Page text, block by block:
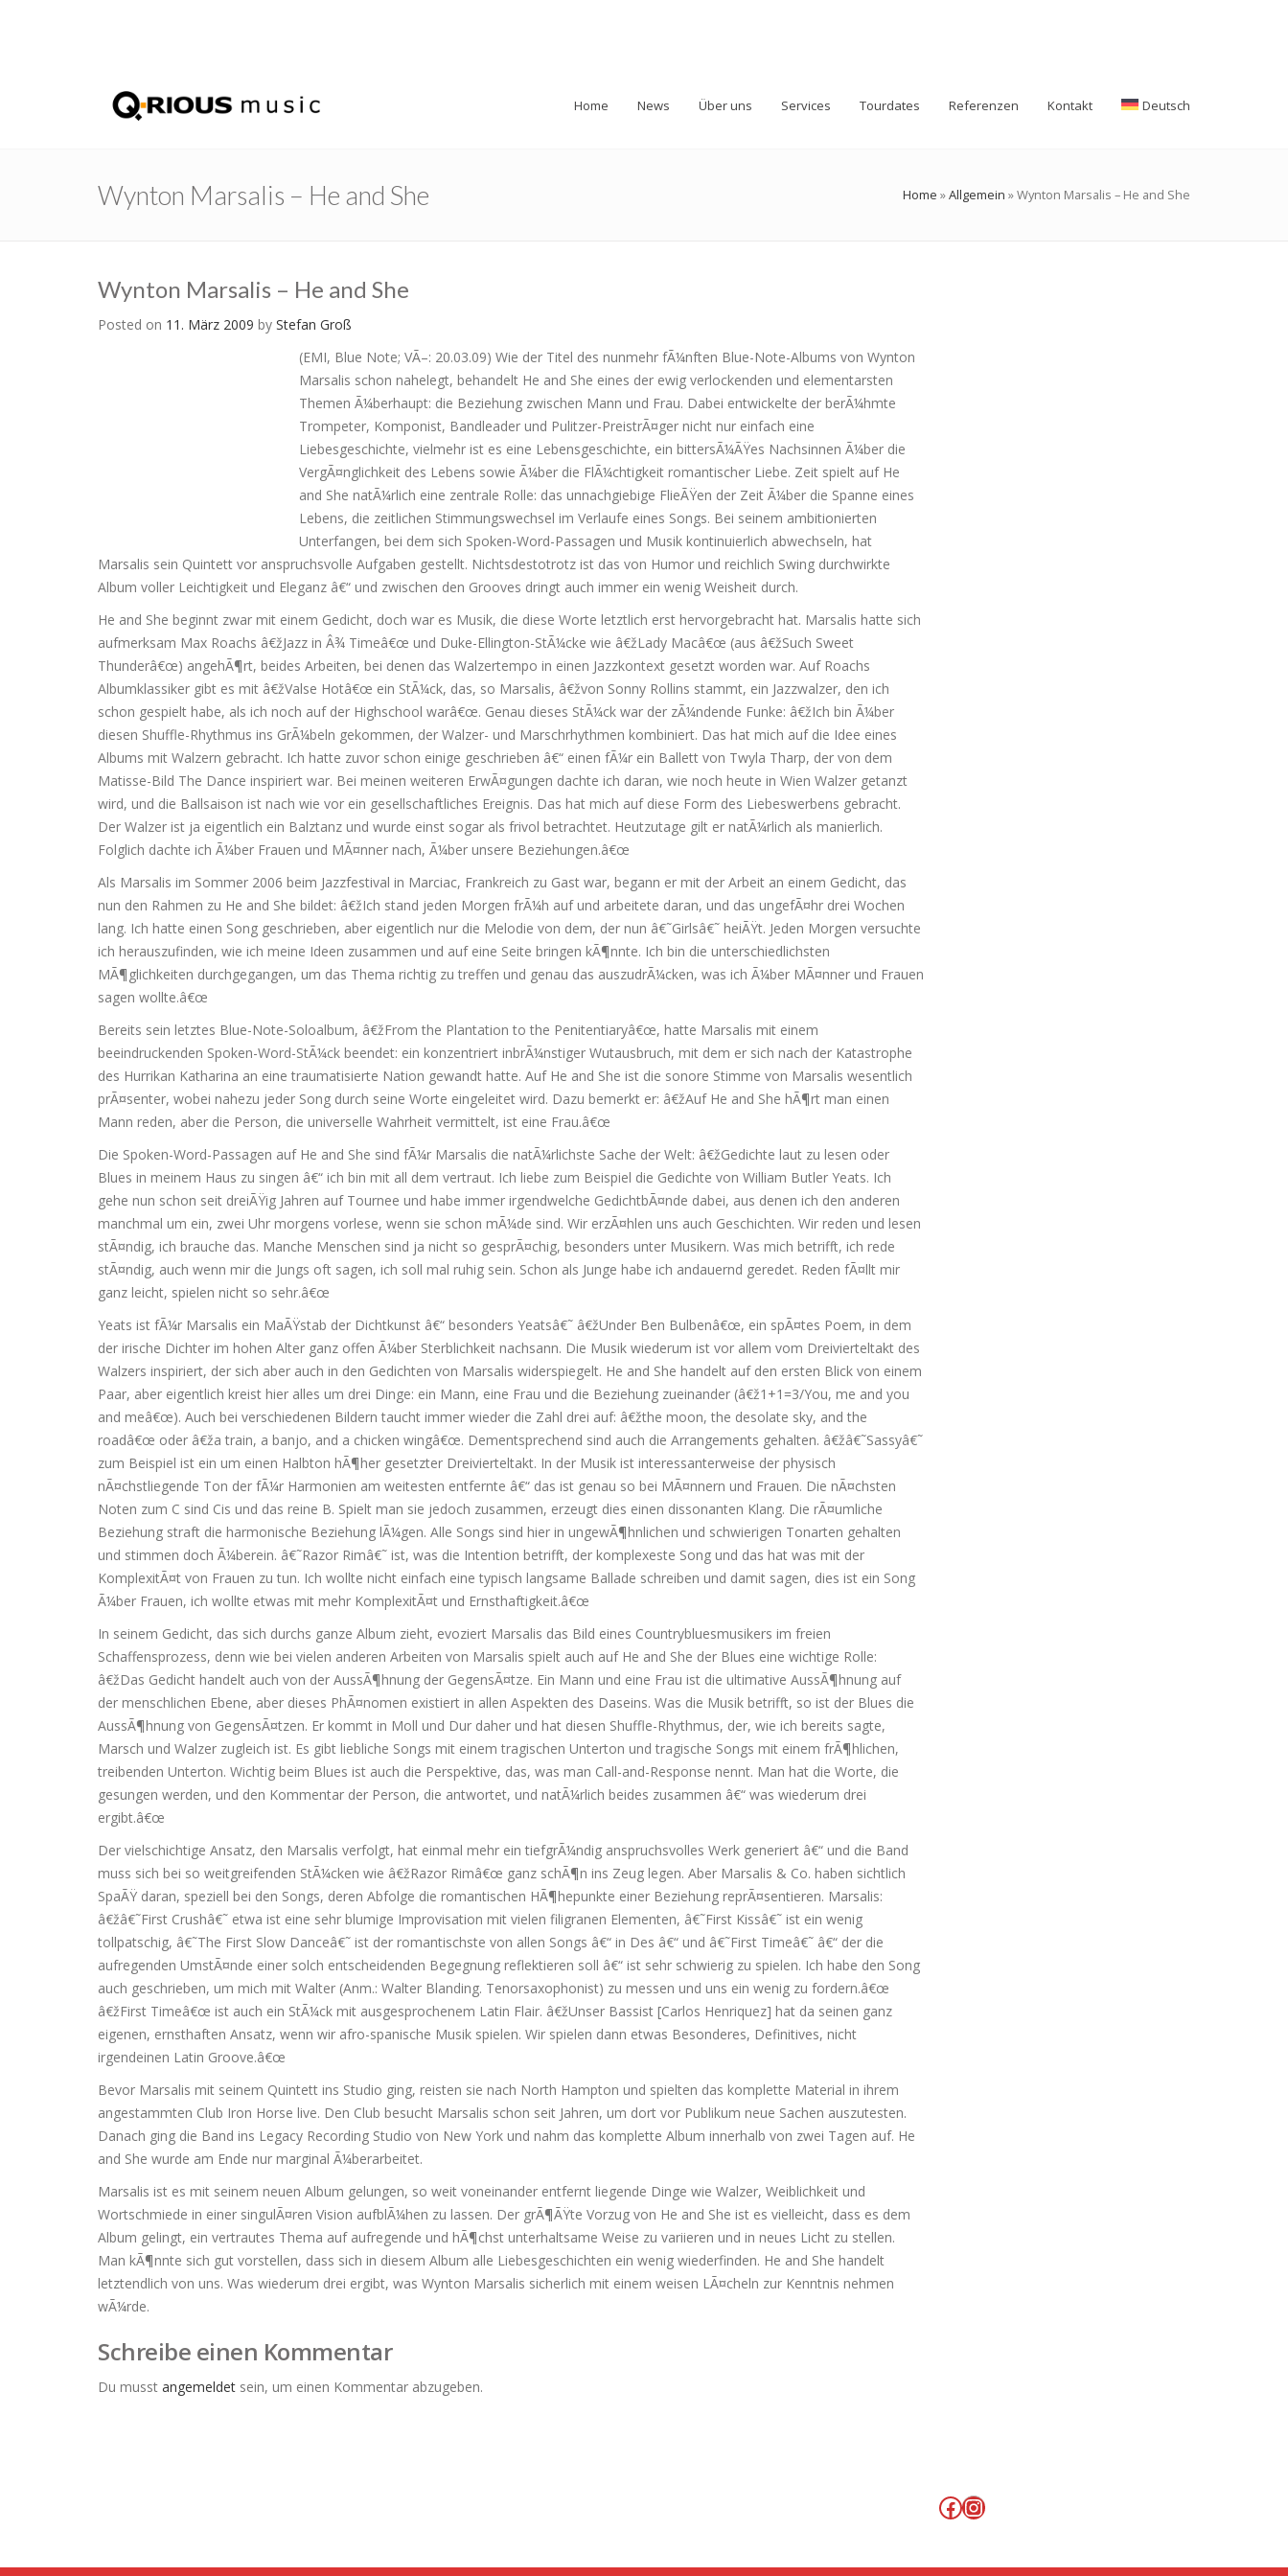
Home News Über uns Services Tourdates Referenzen Kontakt Deutsch
Wynton Marsalis – He and She Home »Allgemein »Wynton Marsalis – He and She
Wynton Marsalis – He and She
Posted on 11. März 2009 by Stefan Groß
(EMI, Blue Note; VÃ–: 20.03.09) Wie der Titel des nunmehr fÃ¼nften Blue-Note-Albums von Wynton
Marsalis schon nahelegt, behandelt He and She eines der ewig verlockenden und elementarsten
Themen Ã¼berhaupt: die Beziehung zwischen Mann und Frau. Dabei entwickelte der berÃ¼hmte
Trompeter, Komponist, Bandleader und Pulitzer-PreistrÃ¤ger nicht nur einfach eine
Liebesgeschichte, vielmehr ist es eine Lebensgeschichte, ein bittersÃ¼ÃŸes Nachsinnen Ã¼ber die
VergÃ¤nglichkeit des Lebens sowie Ã¼ber die FlÃ¼chtigkeit romantischer Liebe. Zeit spielt auf He
and She natÃ¼rlich eine zentrale Rolle: das unnachgiebige FlieÃŸen der Zeit Ã¼ber die Spanne eines
Lebens, die zeitlichen Stimmungswechsel im Verlaufe eines Songs. Bei seinem ambitionierten
Unterfangen, bei dem sich Spoken-Word-Passagen und Musik kontinuierlich abwechseln, hat
Marsalis sein Quintett vor anspruchsvolle Aufgaben gestellt. Nichtsdestotrotz ist das von Humor und reichlich Swing durchwirkte
Album voller Leichtigkeit und Eleganz â€“ und zwischen den Grooves dringt auch immer ein wenig Weisheit durch.
He and She beginnt zwar mit einem Gedicht, doch war es Musik, die diese Worte letztlich erst hervorgebracht hat. Marsalis hatte sich
aufmerksam Max Roachs â€žJazz in Â¾ Timeâ€œ und Duke-Ellington-StÃ¼cke wie â€žLady Macâ€œ (aus â€žSuch Sweet
Thunderâ€œ) angehÃ¶rt, beides Arbeiten, bei denen das Walzertempo in einen Jazzkontext gesetzt worden war. Auf Roachs
Albumklassiker gibt es mit â€žValse Hotâ€œ ein StÃ¼ck, das, so Marsalis, â€žvon Sonny Rollins stammt, ein Jazzwalzer, den ich
schon gespielt habe, als ich noch auf der Highschool warâ€œ. Genau dieses StÃ¼ck war der zÃ¼ndende Funke: â€žIch bin Ã¼ber
diesen Shuffle-Rhythmus ins GrÃ¼beln gekommen, der Walzer- und Marschrhythmen kombiniert. Das hat mich auf die Idee eines
Albums mit Walzern gebracht. Ich hatte zuvor schon einige geschrieben â€“ einen fÃ¼r ein Ballett von Twyla Tharp, der von dem
Matisse-Bild The Dance inspiriert war. Bei meinen weiteren ErwÃ¤gungen dachte ich daran, wie noch heute in Wien Walzer getanzt
wird, und die Ballsaison ist nach wie vor ein gesellschaftliches Ereignis. Das hat mich auf diese Form des Liebeswerbens gebracht.
Der Walzer ist ja eigentlich ein Balztanz und wurde einst sogar als frivol betrachtet. Heutzutage gilt er natÃ¼rlich als manierlich.
Folglich dachte ich Ã¼ber Frauen und MÃ¤nner nach, Ã¼ber unsere Beziehungen.â€œ
Als Marsalis im Sommer 2006 beim Jazzfestival in Marciac, Frankreich zu Gast war, begann er mit der Arbeit an einem Gedicht, das
nun den Rahmen zu He and She bildet: â€žIch stand jeden Morgen frÃ¼h auf und arbeitete daran, und das ungefÃ¤hr drei Wochen
lang. Ich hatte einen Song geschrieben, aber eigentlich nur die Melodie von dem, der nun â€˜Girlsâ€˜ heiÃŸt. Jeden Morgen versuchte
ich herauszufinden, wie ich meine Ideen zusammen und auf eine Seite bringen kÃ¶nnte. Ich bin die unterschiedlichsten
MÃ¶glichkeiten durchgegangen, um das Thema richtig zu treffen und genau das auszudrÃ¼cken, was ich Ã¼ber MÃ¤nner und Frauen
sagen wollte.â€œ
Bereits sein letztes Blue-Note-Soloalbum, â€žFrom the Plantation to the Penitentiaryâ€œ, hatte Marsalis mit einem
beeindruckenden Spoken-Word-StÃ¼ck beendet: ein konzentriert inbrÃ¼nstiger Wutausbruch, mit dem er sich nach der Katastrophe
des Hurrikan Katharina an eine traumatisierte Nation gewandt hatte. Auf He and She ist die sonore Stimme von Marsalis wesentlich
prÃ¤senter, wobei nahezu jeder Song durch seine Worte eingeleitet wird. Dazu bemerkt er: â€žAuf He and She hÃ¶rt man einen
Mann reden, aber die Person, die universelle Wahrheit vermittelt, ist eine Frau.â€œ
Die Spoken-Word-Passagen auf He and She sind fÃ¼r Marsalis die natÃ¼rlichste Sache der Welt: â€žGedichte laut zu lesen oder
Blues in meinem Haus zu singen â€“ ich bin mit all dem vertraut. Ich liebe zum Beispiel die Gedichte von William Butler Yeats. Ich
gehe nun schon seit dreiÃŸig Jahren auf Tournee und habe immer irgendwelche GedichtbÃ¤nde dabei, aus denen ich den anderen
manchmal um ein, zwei Uhr morgens vorlese, wenn sie schon mÃ¼de sind. Wir erzÃ¤hlen uns auch Geschichten. Wir reden und lesen
stÃ¤ndig, ich brauche das. Manche Menschen sind ja nicht so gesprÃ¤chig, besonders unter Musikern. Was mich betrifft, ich rede
stÃ¤ndig, auch wenn mir die Jungs oft sagen, ich soll mal ruhig sein. Schon als Junge habe ich andauernd geredet. Reden fÃ¤llt mir
ganz leicht, spielen nicht so sehr.â€œ
Yeats ist fÃ¼r Marsalis ein MaÃŸstab der Dichtkunst â€“ besonders Yeatsâ€˜ â€žUnder Ben Bulbenâ€œ, ein spÃ¤tes Poem, in dem
der irische Dichter im hohen Alter ganz offen Ã¼ber Sterblichkeit nachsann. Die Musik wiederum ist vor allem vom Dreivierteltakt des
Walzers inspiriert, der sich aber auch in den Gedichten von Marsalis widerspiegelt. He and She handelt auf den ersten Blick von einem
Paar, aber eigentlich kreist hier alles um drei Dinge: ein Mann, eine Frau und die Beziehung zueinander (â€ž1+1=3/You, me and you
and meâ€œ). Auch bei verschiedenen Bildern taucht immer wieder die Zahl drei auf: â€žthe moon, the desolate sky, and the
roadâ€œ oder â€ža train, a banjo, and a chicken wingâ€œ. Dementsprechend sind auch die Arrangements gehalten. â€žâ€˜Sassyâ€˜
zum Beispiel ist ein um einen Halbton hÃ¶her gesetzter Dreivierteltakt. In der Musik ist interessanterweise der physisch
nÃ¤chstliegende Ton der fÃ¼r Harmonien am weitesten entfernte â€“ das ist genau so bei MÃ¤nnern und Frauen. Die nÃ¤chsten
Noten zum C sind Cis und das reine B. Spielt man sie jedoch zusammen, erzeugt dies einen dissonanten Klang. Die rÃ¤umliche
Beziehung straft die harmonische Beziehung lÃ¼gen. Alle Songs sind hier in ungewÃ¶hnlichen und schwierigen Tonarten gehalten
und stimmen doch Ã¼berein. â€˜Razor Rimâ€˜ ist, was die Intention betrifft, der komplexeste Song und das hat was mit der
KomplexitÃ¤t von Frauen zu tun. Ich wollte nicht einfach eine typisch langsame Ballade schreiben und damit sagen, dies ist ein Song
Ã¼ber Frauen, ich wollte etwas mit mehr KomplexitÃ¤t und Ernsthaftigkeit.â€œ
In seinem Gedicht, das sich durchs ganze Album zieht, evoziert Marsalis das Bild eines Countrybluesmusikers im freien
Schaffensprozess, denn wie bei vielen anderen Arbeiten von Marsalis spielt auch auf He and She der Blues eine wichtige Rolle:
â€žDas Gedicht handelt auch von der AussÃ¶hnung der GegensÃ¤tze. Ein Mann und eine Frau ist die ultimative AussÃ¶hnung auf
der menschlichen Ebene, aber dieses PhÃ¤nomen existiert in allen Aspekten des Daseins. Was die Musik betrifft, so ist der Blues die
AussÃ¶hnung von GegensÃ¤tzen. Er kommt in Moll und Dur daher und hat diesen Shuffle-Rhythmus, der, wie ich bereits sagte,
Marsch und Walzer zugleich ist. Es gibt liebliche Songs mit einem tragischen Unterton und tragische Songs mit einem frÃ¶hlichen,
treibenden Unterton. Wichtig beim Blues ist auch die Perspektive, das, was man Call-and-Response nennt. Man hat die Worte, die
gesungen werden, und den Kommentar der Person, die antwortet, und natÃ¼rlich beides zusammen â€“ was wiederum drei
ergibt.â€œ
Der vielschichtige Ansatz, den Marsalis verfolgt, hat einmal mehr ein tiefgrÃ¼ndig anspruchsvolles Werk generiert â€“ und die Band
muss sich bei so weitgreifenden StÃ¼cken wie â€žRazor Rimâ€œ ganz schÃ¶n ins Zeug legen. Aber Marsalis & Co. haben sichtlich
SpaÃŸ daran, speziell bei den Songs, deren Abfolge die romantischen HÃ¶hepunkte einer Beziehung reprÃ¤sentieren. Marsalis:
â€žâ€˜First Crushâ€˜ etwa ist eine sehr blumige Improvisation mit vielen filigranen Elementen, â€˜First Kissâ€˜ ist ein wenig
tollpatschig, â€˜The First Slow Danceâ€˜ ist der romantischste von allen Songs â€“ in Des â€“ und â€˜First Timeâ€˜ â€“ der die
aufregenden UmstÃ¤nde einer solch entscheidenden Begegnung reflektieren soll â€“ ist sehr schwierig zu spielen. Ich habe den Song
auch geschrieben, um mich mit Walter (Anm.: Walter Blanding. Tenorsaxophonist) zu messen und uns ein wenig zu fordern.â€œ
â€žFirst Timeâ€œ ist auch ein StÃ¼ck mit ausgesprochenem Latin Flair. â€žUnser Bassist [Carlos Henriquez] hat da seinen ganz
eigenen, ernsthaften Ansatz, wenn wir afro-spanische Musik spielen. Wir spielen dann etwas Besonderes, Definitives, nicht
irgendeinen Latin Groove.â€œ
Bevor Marsalis mit seinem Quintett ins Studio ging, reisten sie nach North Hampton und spielten das komplette Material in ihrem
angestammten Club Iron Horse live. Den Club besucht Marsalis schon seit Jahren, um dort vor Publikum neue Sachen auszutesten.
Danach ging die Band ins Legacy Recording Studio von New York und nahm das komplette Album innerhalb von zwei Tagen auf. He
and She wurde am Ende nur marginal Ã¼berarbeitet.
Marsalis ist es mit seinem neuen Album gelungen, so weit voneinander entfernt liegende Dinge wie Walzer, Weiblichkeit und
Wortschmiede in einer singulÃ¤ren Vision aufblÃ¼hen zu lassen. Der grÃ¶ÃŸte Vorzug von He and She ist es vielleicht, dass es dem
Album gelingt, ein vertrautes Thema auf aufregende und hÃ¶chst unterhaltsame Weise zu variieren und in neues Licht zu stellen.
Man kÃ¶nnte sich gut vorstellen, dass sich in diesem Album alle Liebesgeschichten ein wenig wiederfinden. He and She handelt
letztendlich von uns. Was wiederum drei ergibt, was Wynton Marsalis sicherlich mit einem weisen LÃ¤cheln zur Kenntnis nehmen
wÃ¼rde.
Schreibe einen Kommentar
Du musst angemeldet sein, um einen Kommentar abzugeben.
Facebook
Instagram